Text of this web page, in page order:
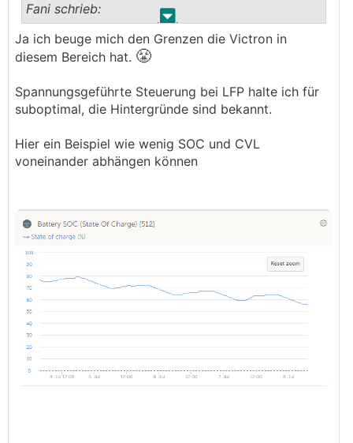
. .
Fani schrieb:
2) Sich einmal bei Null Last (weder Laden noch
entladen) und SoC 45% die BattSpannung
eher etwas drüber gehen. Ganz in den Standby
schicken wirst deinen Speicher damit vermutlich
Winterschlaf.
───────────────
Vorgehen nicht grad Blödsinn? 😉😅
Ja ich beuge mich den Grenzen die Victron in
diesem Bereich hat. 😤
Spannungsgeführte Steuerung bei LFP halte ich für
suboptimal, die Hintergründe sind bekannt.
Hier ein Beispiel wie wenig SOC und CVL
voneinander abhängen können